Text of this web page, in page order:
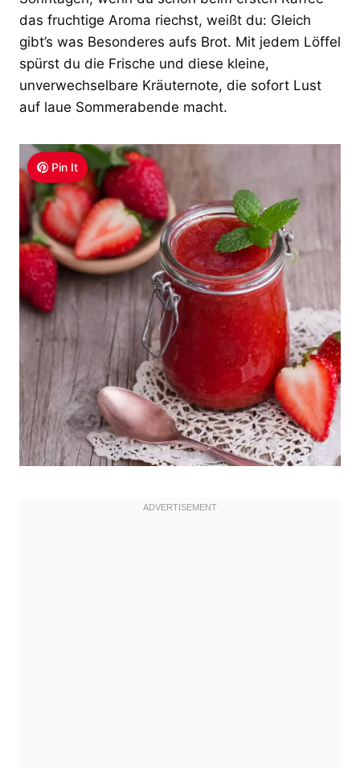
das fruchtige Aroma riechst, weißt du: Gleich
gibt’s was Besonderes aufs Brot. Mit jedem Löffel
spürst du die Frische und diese kleine,
unverwechselbare Kräuternote, die sofort Lust
auf laue Sommerabende macht.
Pin It